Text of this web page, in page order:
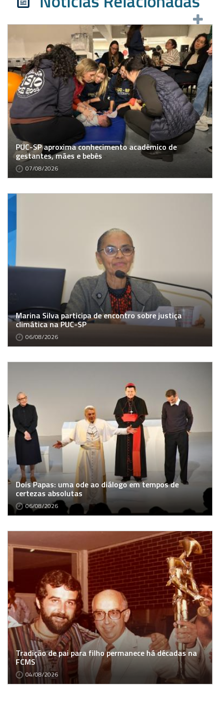
PUC-SP aproxima conhecimento acadêmico de
gestantes, mães e bebês
07/08/2026
Marina Silva participa de encontro sobre justiça
climática na PUC-SP
06/08/2026
Dois Papas: uma ode ao diálogo em tempos de
certezas absolutas
06/08/2026
Tradição de pai para filho permanece há décadas na
FCMS
04/08/2026